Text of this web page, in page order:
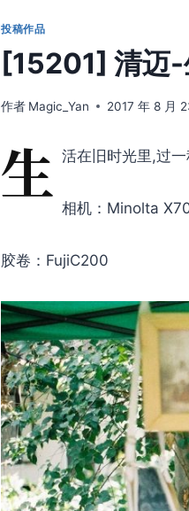
投稿作品
[15201] 清迈
作者 Magic_Yan 2017 年 8 月
生 活在旧时光里,过
相机：Minolta
胶卷：FujiC200